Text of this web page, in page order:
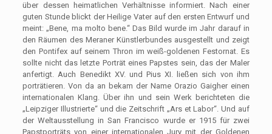
über dessen heimatlichen Verhältnisse informiert. Nach einer
guten Stunde blickt der Heilige Vater auf den ersten Entwurf und
meint: „Bene, ma molto bene.“ Das Bild wurde im Jahr darauf in
den Räumen des Meraner Künstlerbundes ausgestellt und zeigt
den Pontifex auf seinem Thron im weiß-goldenen Festornat. Es
sollte nicht das letzte Porträt eines Papstes sein, das der Maler
anfertigt. Auch Benedikt XV. und Pius XI. ließen sich von ihm
porträtieren. Von da an bekam der Name Orazio Gaigher einen
internationalen Klang. Über ihn und sein Werk berichteten die
„Leipziger Illustrierte“ und die Zeitschrift „Ars et Labor“. Und auf
der Weltausstellung in San Francisco wurde er 1915 für zwei
Papstporträts von einer internationalen Jury mit der Goldenen